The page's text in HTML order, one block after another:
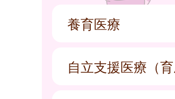
養育医療
自立支援医療（育